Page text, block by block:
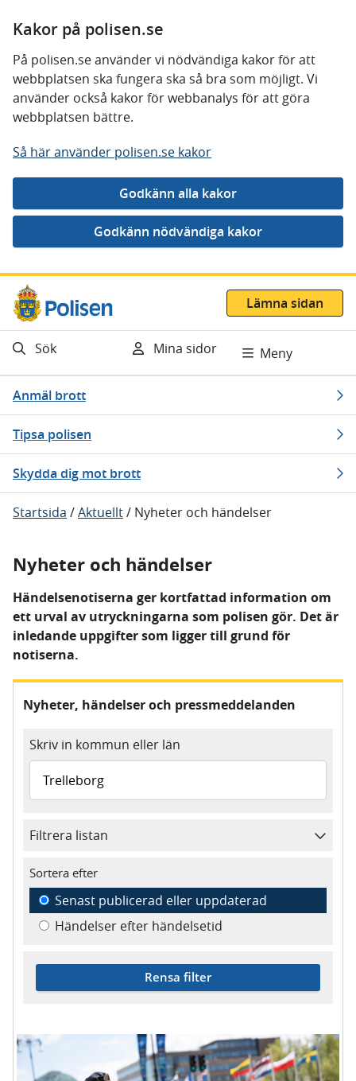
Kakor på polisen.se
På polisen.se använder vi nödvändiga kakor för att
webbplatsen ska fungera ska så bra som möjligt. Vi
använder också kakor för webbanalys för att göra
webbplatsen bättre.
Så här använder polisen.se kakor
Gå direkt till innehåll
Lämna sidan
Sök Mina sidor Meny
Anmäl brott
Tipsa polisen
Skydda dig mot brott
Startsida /Aktuellt/ Nyheter och händelser
Nyheter och händelser
Händelsenotiserna ger kortfattad information om
ett urval av utryckningarna som polisen gör. Det är
inledande uppgifter som ligger till grund för
notiserna.
Nyheter, händelser och pressmeddelanden
Skriv in kommun eller län
Filtrera listan
Sortera efter
Senast publicerad eller uppdaterad
Händelser efter händelsetid
Rensa filter